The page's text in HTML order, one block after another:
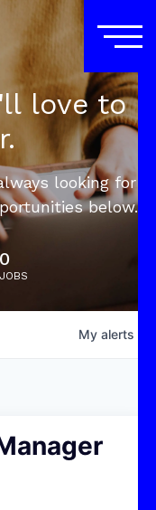
love to
looking for
below.
0
JOBS
My alerts